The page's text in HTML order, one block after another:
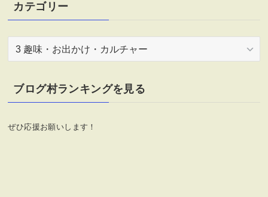
カテゴリー
カ
リ
ー
ブログ村ランキングを見る
ぜひ応援お願いします！